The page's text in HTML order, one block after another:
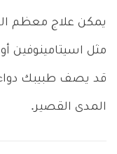
يمكن علاج معظم
مثل اسيتامينوفين
قد يصف طبيبك دواء
المدى القصير.